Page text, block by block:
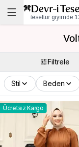
tesettür giyimde
Filtrele
Stil Beden
Ücretsiz Kargo